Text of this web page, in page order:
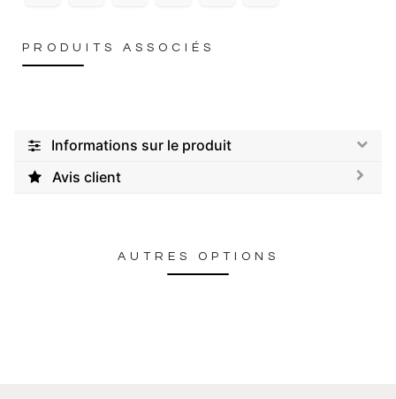
PRODUITS ASSOCIÉS
Informations sur le produit
Avis client
AUTRES OPTIONS